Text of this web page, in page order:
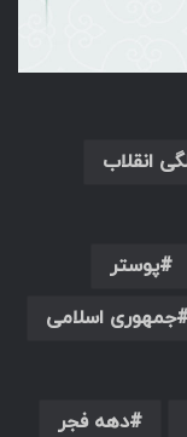
پوستر
جمهوری اسلامی
دهه فجر